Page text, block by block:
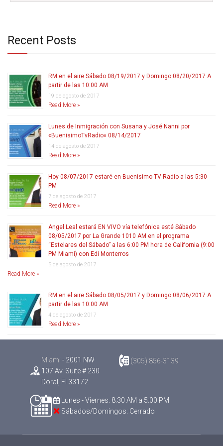
Recent Posts
RM en el aire Sábado 08/19/2017 y Domingo 08/20/2017 A
partir de las 10:00 AM
19 de agosto de 2017
Read More »
Lunes de Inmigración con Susana y José Nanni por
«BuenisimoTvRadio» 08/14/2017
14 de agosto de 2017
Read More »
Hoy 08/07/2017 estaré en Buenísimo TV Radio a las 5:30
PM
7 de agosto de 2017
Read More »
Angel Leal estará EN VIVO vía telefónica esté Sábado
08/05/2017 por La Grande 1010 AM en el programa
“Estelares del Sábado” a las 6:00 PM hora de California (9:00
PM Miami) con Edi Monterros
5 de agosto de 2017
Read More »
RM en el aire Sábado 08/05/2017 y Domingo 08/06/2017 A
partir de las 10:00 AM
4 de agosto de 2017
Read More »
Miami - 2001 NW
107 Av. Suite # 230
Doral, Fl 33172
(305) 856-3139
Lunes - Viernes: 8:30 AM a 5:00 PM
Sábados/Domingos: Cerrado